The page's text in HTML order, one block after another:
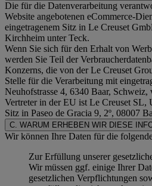
Die für die Datenverarbeitung
Website angebotenen eCommerce-
eingetragenem Sitz in Le Creuset
Kirchheim unter Teck.
Wenn Sie sich für den Erhalt von
werden Sie Teil der
Konzerns, die von der Le Creuset
Stelle für die Verarbeitung mit
Neuhofstrasse 4, 6340 Baar,
Vertreter in der EU ist Le Creuset
Sitz in Paseo de Gracia 9, 2º, 08007
C. WARUM ERHEBEN WIR DIESE
Wir können Ihre Daten für die
Zur Erfüllung unserer
Wir müssen ggf. einige Ihrer
gesetzlichen Verpflichtungen